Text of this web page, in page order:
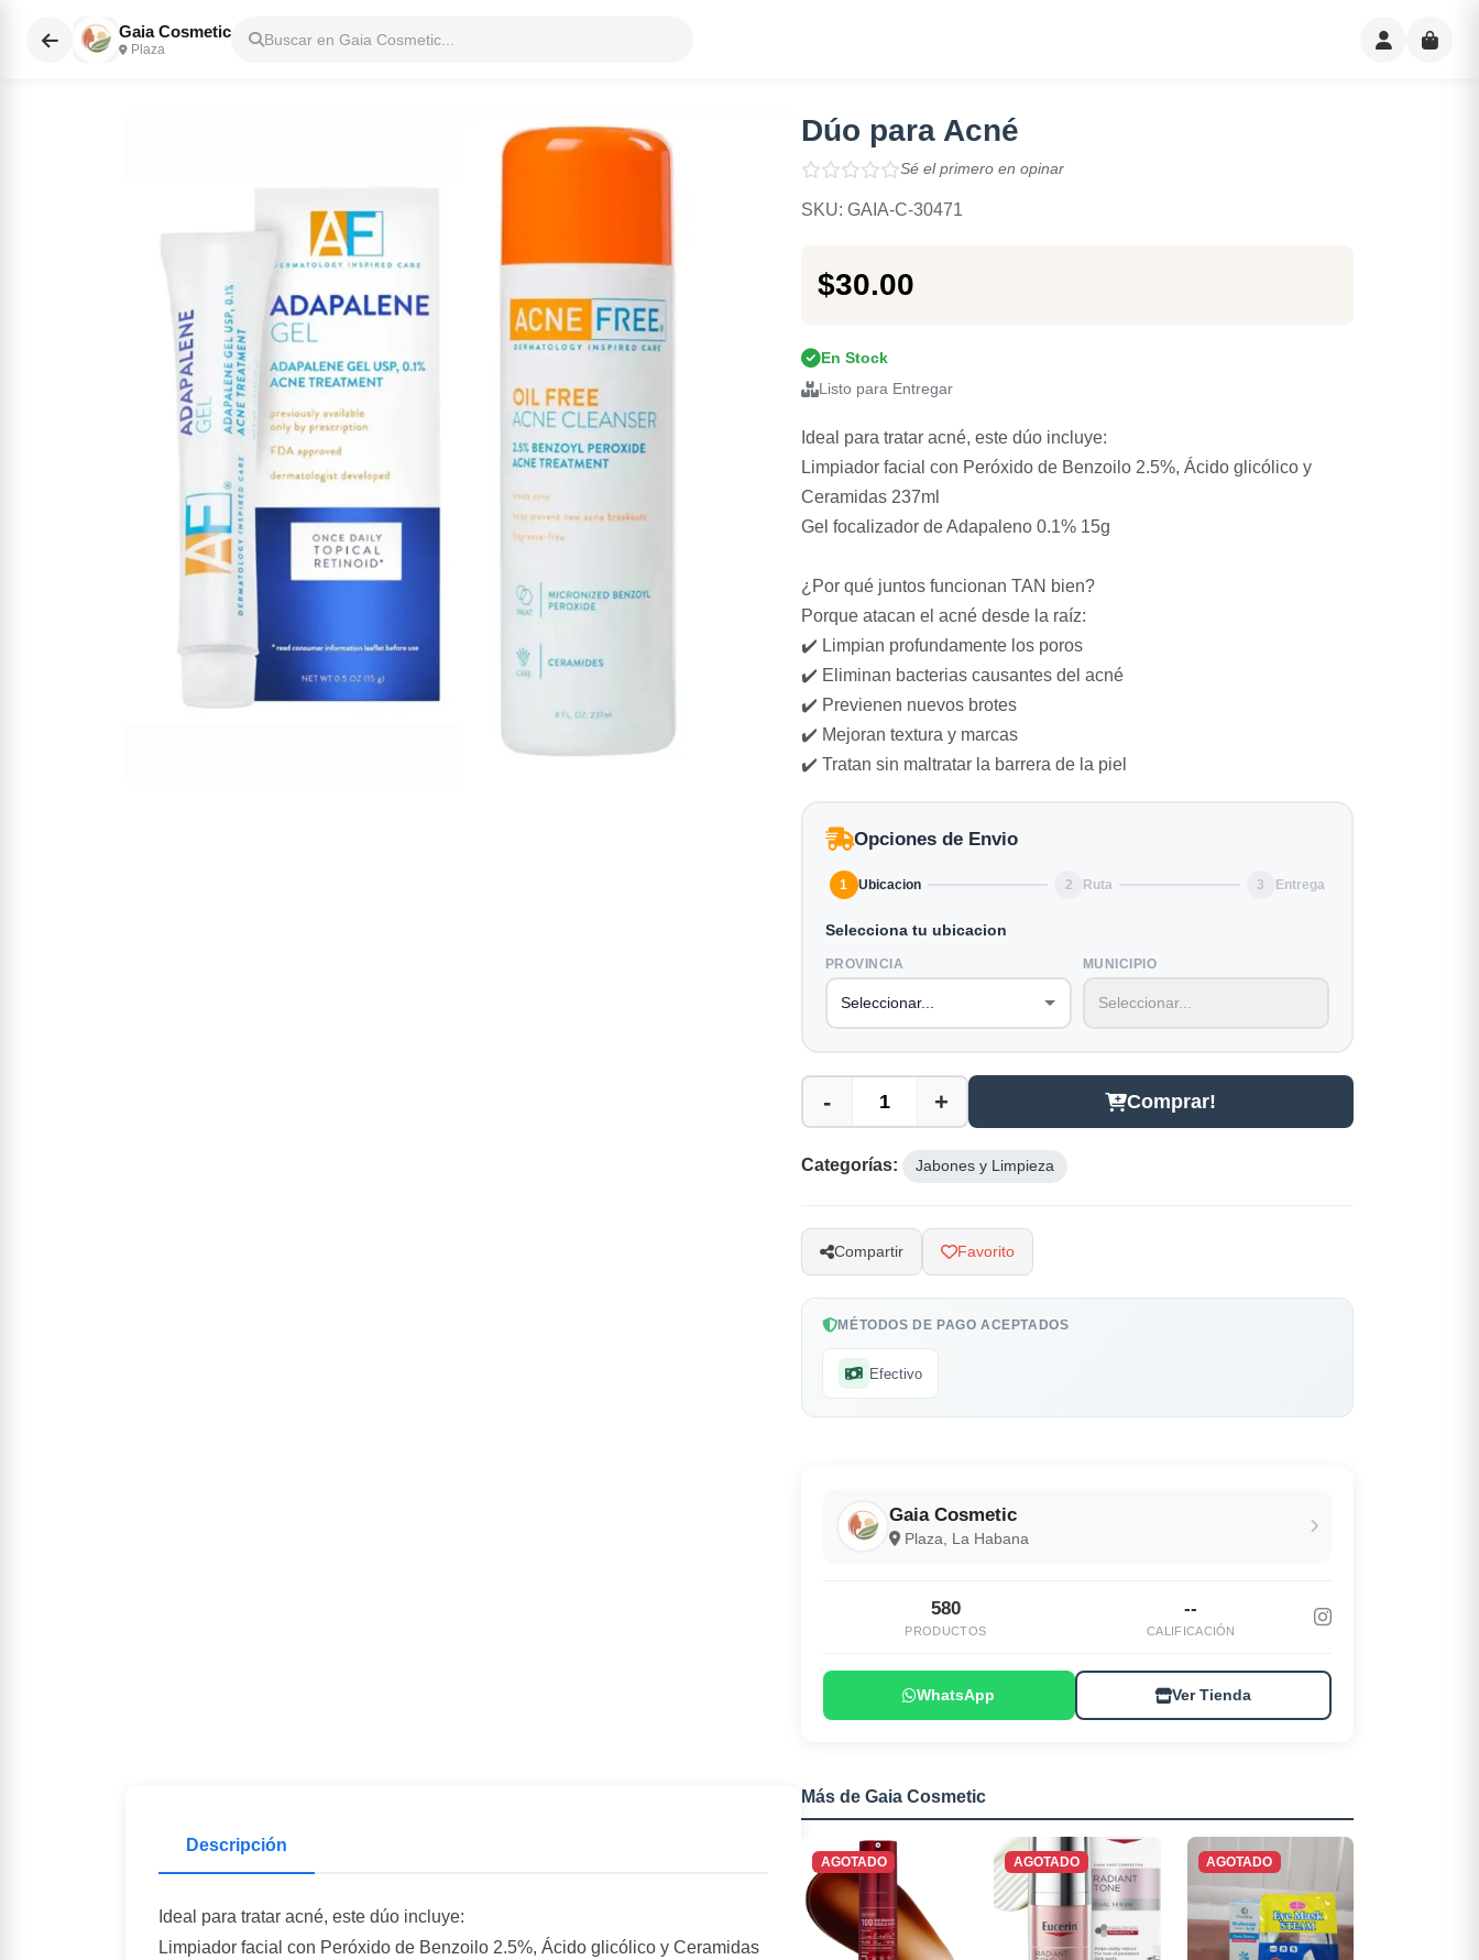
Gaia Cosmetic
Plaza
Buscar en Gaia Cosmetic...
Dúo para Acné
Sé el primero en opinar
SKU: GAIA-C-30471
$30.00
En Stock
Listo para Entregar
Ideal para tratar acné, este dúo incluye:
Limpiador facial con Peróxido de Benzoilo 2.5%, Ácido glicólico y
Ceramidas 237ml
Gel focalizador de Adapaleno 0.1% 15g
¿Por qué juntos funcionan TAN bien?
Porque atacan el acné desde la raíz:
✔️ Limpian profundamente los poros
✔️ Eliminan bacterias causantes del acné
✔️ Previenen nuevos brotes
✔️ Mejoran textura y marcas
✔️ Tratan sin maltratar la barrera de la piel
Opciones de Envio
1 Ubicacion 2 Ruta 3 Entrega
Selecciona tu ubicacion
PROVINCIA MUNICIPIO
- + Comprar!
Categorías: Jabones y Limpieza
Compartir Favorito
MÉTODOS DE PAGO ACEPTADOS
Efectivo
Gaia Cosmetic
Plaza, La Habana
580
PRODUCTOS
--
CALIFICACIÓN
WhatsApp Ver Tienda
Descripción
Ideal para tratar acné, este dúo incluye:
Limpiador facial con Peróxido de Benzoilo 2.5%, Ácido glicólico y Ceramidas
Más de Gaia Cosmetic
AGOTADO AGOTADO AGOTADO